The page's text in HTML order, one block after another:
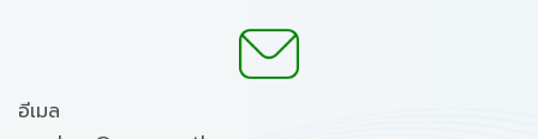
อีเมล